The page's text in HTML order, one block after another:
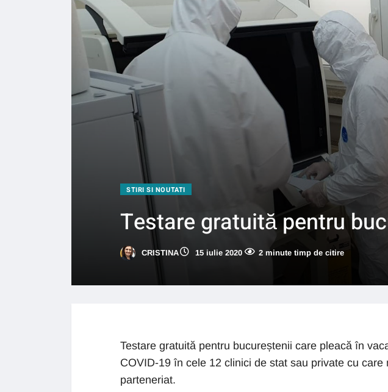
STIRI SI NOUTATI
Testare gratuită pentru
CRISTINA 15 iulie 2020 2 minute timp de citire
Testare gratuită pentru bucureștenii care pleacă în
COVID-19 în cele 12 clinici de stat sau private cu care
parteneriat.